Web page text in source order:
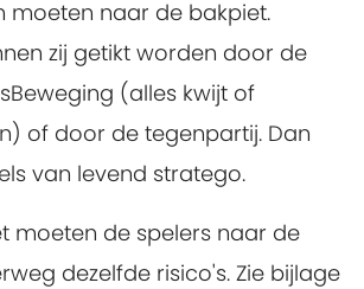
moeten naar de bakpiet.
zij getikt worden door de
(alles kwijt of
of door de tegenpartij. Dan
van levend stratego.
moeten de spelers naar de
dezelfde risico's. Zie bijlage